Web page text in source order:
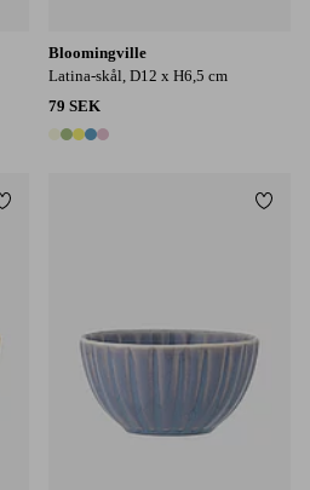
Bloomingville
Latina-skål, D12 x H6,5 cm
79 SEK
5 färger
Lägg till i favoriter